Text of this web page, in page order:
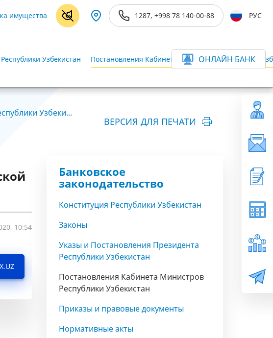
имущества 1287, +998 78 140-00-88 РУС
Узбекистан Постановления Кабинета Министров Республики
ОНЛАЙН БАНК
Узбеки...
ВЕРСИЯ ДЛЯ ПЕЧАТИ
10:54
Банковское
законодательство
Конституция Республики Узбекистан
Законы
Указы и Постановления Президента
Республики Узбекистан
Постановления Кабинета Министров
Республики Узбекистан
Приказы и правовые документы
Нормативные акты